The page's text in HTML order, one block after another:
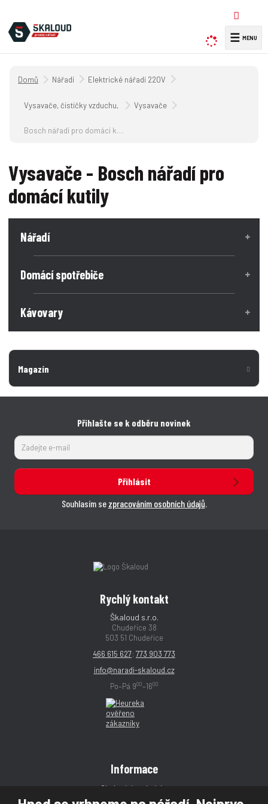
y
☰
Úvodní strana
Nářadí Elektrické nářadí 220V
Vysavače, čističky vzduchu, lepicí pistole, horkovzdušné pistole 220V
Vysavače
Bosch nářadí pro domácí kutily
Vysavače - Bosch nářadí pro
domácí kutily
Nářadí
Domácí spotřebiče
Kávovary
Magazín
Přihlašte se k odběru novinek
Přihlásit
Souhlasím se zpracováním osobních údajů.
Rychlý kontakt
Škaloud s.r.o.
Chudeřice 38
503 51 Chudeřice
466 615 627; 773 903 773
info@naradi-skaloud.cz
Po–Pá 900–1600
Informace
Obchodní podmínky